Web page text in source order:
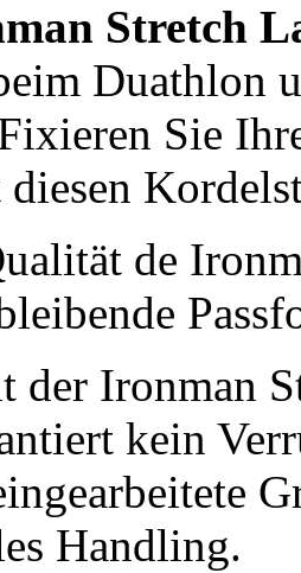
Stretch
Duathlon
Sie
de
der Ironman
kein
Handling.